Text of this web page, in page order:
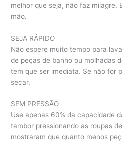
melhor que seja, não faz milagre.
mão.
SEJA RÁPIDO
Não espere muito tempo para
de peças de banho ou molhadas
tem que ser imediata. Se não for
secar.
SEM PRESSÃO
Use apenas 60% da capacidade
tambor pressionando as roupas
mostraram que quanto menos